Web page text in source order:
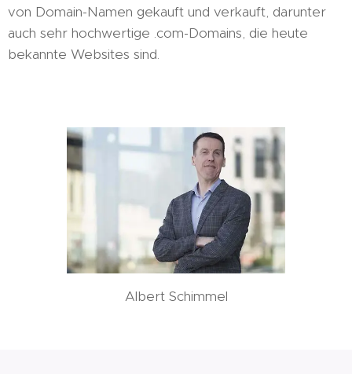
von Domain-Namen gekauft und verkauft, darunter
auch sehr hochwertige .com-Domains, die heute
bekannte Websites sind.
Albert Schimmel